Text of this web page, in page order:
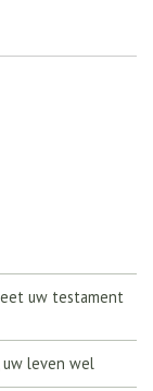
uw testament
uw leven wel